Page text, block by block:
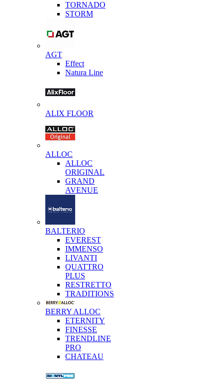
TORNADO
STORM
AGT
Effect
Natura Line
ALIX FLOOR
ALLOC
ALLOC
ORIGINAL
GRAND
AVENUE
BALTERIO
EVEREST
IMMENSO
LIVANTI
QUATTRO
PLUS
RESTRETTO
TRADITIONS
BERRY ALLOC
ETERNITY
FINESSE
TRENDLINE
PRO
CHATEAU